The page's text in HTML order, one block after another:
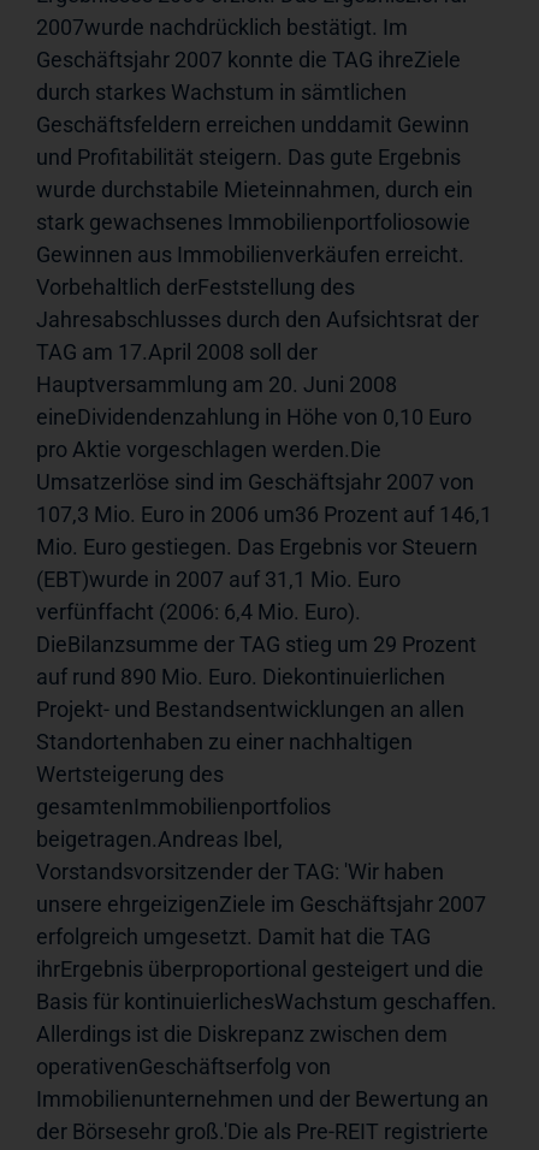
2007wurde nachdrücklich bestätigt. Im
Geschäftsjahr 2007 konnte die TAG ihreZiele
durch starkes Wachstum in sämtlichen
Geschäftsfeldern erreichen unddamit Gewinn
und Profitabilität steigern. Das gute Ergebnis
wurde durchstabile Mieteinnahmen, durch ein
stark gewachsenes Immobilienportfoliosowie
Gewinnen aus Immobilienverkäufen erreicht.
Vorbehaltlich derFeststellung des
Jahresabschlusses durch den Aufsichtsrat der
TAG am 17.April 2008 soll der
Hauptversammlung am 20. Juni 2008
eineDividendenzahlung in Höhe von 0,10 Euro
pro Aktie vorgeschlagen werden.Die
Umsatzerlöse sind im Geschäftsjahr 2007 von
107,3 Mio. Euro in 2006 um36 Prozent auf 146,1
Mio. Euro gestiegen. Das Ergebnis vor Steuern
(EBT)wurde in 2007 auf 31,1 Mio. Euro
verfünffacht (2006: 6,4 Mio. Euro).
DieBilanzsumme der TAG stieg um 29 Prozent
auf rund 890 Mio. Euro. Diekontinuierlichen
Projekt- und Bestandsentwicklungen an allen
Standortenhaben zu einer nachhaltigen
Wertsteigerung des
gesamtenImmobilienportfolios
beigetragen.Andreas Ibel,
Vorstandsvorsitzender der TAG: 'Wir haben
unsere ehrgeizigenZiele im Geschäftsjahr 2007
erfolgreich umgesetzt. Damit hat die TAG
ihrErgebnis überproportional gesteigert und die
Basis für kontinuierlichesWachstum geschaffen.
Allerdings ist die Diskrepanz zwischen dem
operativenGeschäftserfolg von
Immobilienunternehmen und der Bewertung an
der Börsesehr groß.'Die als Pre-REIT registrierte